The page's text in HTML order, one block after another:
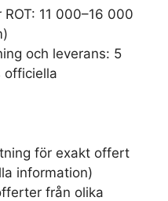
11 000–16 000
och leverans: 5
officiella
för exakt offert
information)
från olika